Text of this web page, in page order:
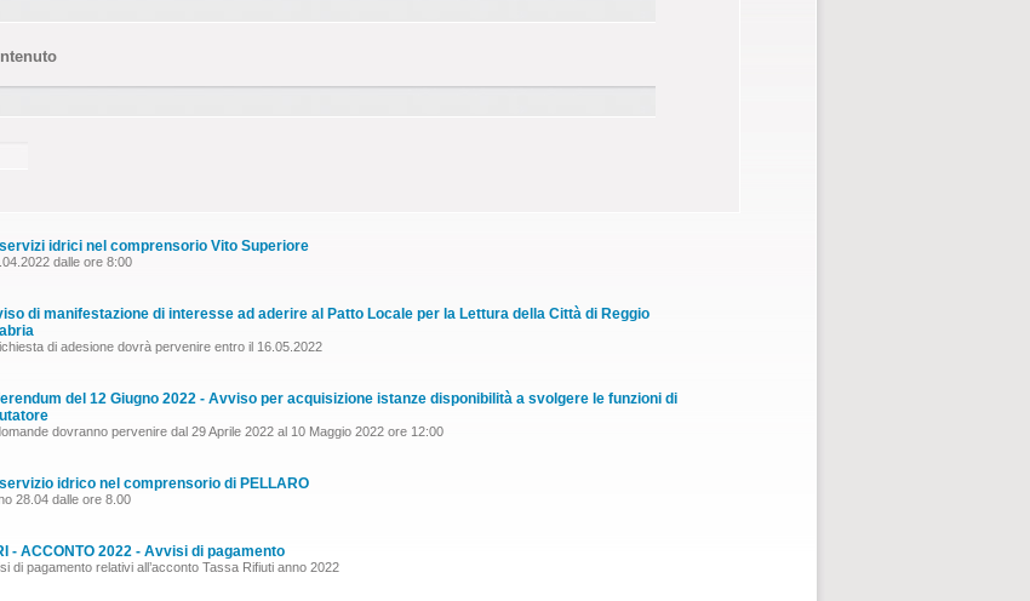
idrici nel comprensorio Vito Superiore
dalle ore 8:00
di manifestazione di interesse ad aderire al Patto Locale per la Lettura della Città di Reggio
di adesione dovrà pervenire entro il 16.05.2022
del 12 Giugno 2022 - Avviso per acquisizione istanze disponibilità a svolgere le funzioni di
dovranno pervenire dal 29 Aprile 2022 al 10 Maggio 2022 ore 12:00
idrico nel comprensorio di PELLARO
28.04 dalle ore 8.00
- ACCONTO 2022 - Avvisi di pagamento
di pagamento relativi all’acconto Tassa Rifiuti anno 2022